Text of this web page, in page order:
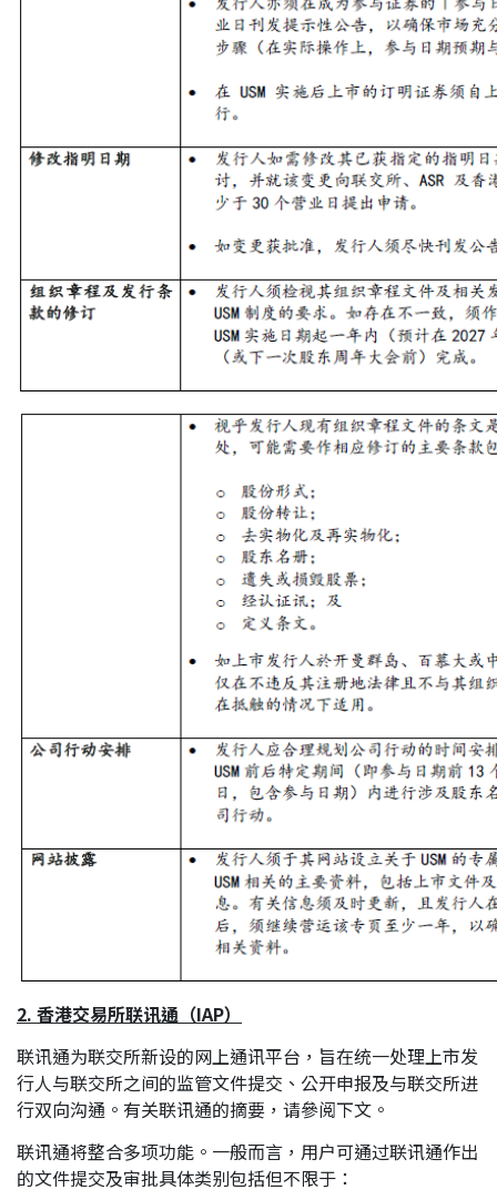
2. 香港交易所联讯通（IAP）
联讯通为联交所新设的网上通讯平台，旨在统一处理上市发
行人与联交所之间的监管文件提交、公开申报及与联交所进
行双向沟通。有关联讯通的摘要，请參阅下文。
联讯通将整合多项功能。一般而言，用户可通过联讯通作出
的文件提交及审批具体类别包括但不限于：